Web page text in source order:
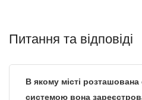
Питання та відповіді
В якому місті розташована
системою вона